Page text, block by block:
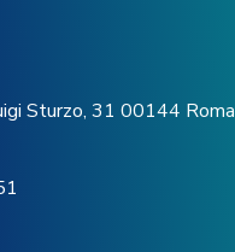
Sturzo, 31 00144 Roma